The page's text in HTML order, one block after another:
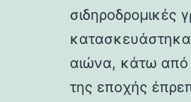
σιδηροδρομικές
αιώνα, κάτω από
της εποχής